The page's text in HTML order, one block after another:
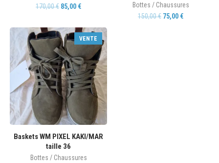
170,00€ 85,00 €
Bottes / Chaussures
150,00€ 75,00 €
VENTE
Baskets WM PIXEL KAKI/MAR
taille 36
Bottes / Chaussures